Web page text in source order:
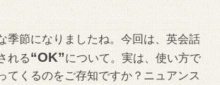
季節になりましたね。今回は、英会話
れる“OK”について。実は、使い方で
てくるのをご存知ですか？ニュアンス